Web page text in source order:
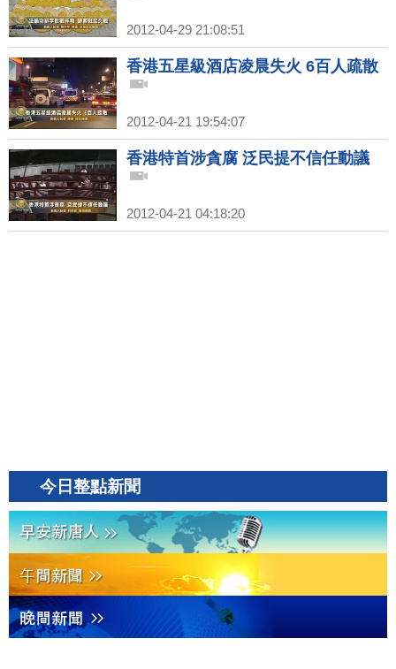
2012-04-29 21:08:51
香港五星級酒店凌晨失火 6百人疏散
2012-04-21 19:54:07
香港特首涉貪腐 泛民提不信任動議
2012-04-21 04:18:20
今日整點新聞